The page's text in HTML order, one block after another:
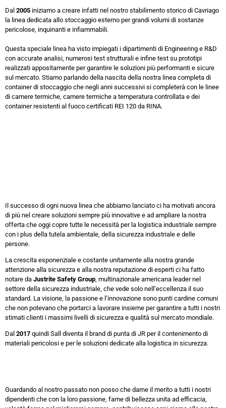
Dal 2005 iniziamo a creare infatti nel nostro stabilimento storico di Cavriago
la linea dedicata allo stoccaggio esterno per grandi volumi di sostanze
pericolose, inquinanti e infiammabili.
Questa speciale linea ha visto impiegati i dipartimenti di Engineering e R&D
con accurate analisi, numerosi test strutturali e infine test su prototipi
realizzati appositamente per garantire le soluzioni più performanti e sicure
sul mercato. Stiamo parlando della nascita della nostra linea completa di
container di stoccaggio che negli anni successivi si completerà con le linee
di camere termiche, camere termiche a temperatura controllata e dei
container resistenti al fuoco certificati REI 120 da RINA.
Il successo di ogni nuova linea che abbiamo lanciato ci ha motivati ancora
di più nel creare soluzioni sempre più innovative e ad ampliare la nostra
offerta che oggi copre tutte le necessità per la logistica industriale sempre
con i plus della tutela ambientale, della sicurezza industriale e delle
persone.
La crescita esponenziale e costante unitamente alla nostra grande
attenzione alla sicurezza e alla nostra reputazione di esperti ci ha fatto
notare da Justrite Safety Group, multinazionale americana leader nel
settore della sicurezza industriale, che vede solo nell’eccellenza il suo
standard. La visione, la passione e l’innovazione sono punti cardine comuni
che non potevano che portarci a lavorare insieme per garantire a tutti i nostri
stimati clienti i massimi livelli di sicurezza e qualità sul mercato mondiale.
Dal 2017 quindi Sall diventa il brand di punta di JR per il contenimento di
materiali pericolosi e per le soluzioni dedicate alla logistica in sicurezza.
Guardando al nostro passato non posso che darne il merito a tutti i nostri
dipendenti che con la loro passione, fame di bellezza unita ad efficacia,